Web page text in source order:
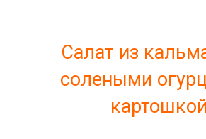
Салат из
солеными
картошкой